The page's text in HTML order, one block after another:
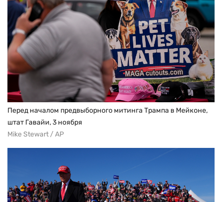
Перед началом предвыборного митинга Трампа в Мейконе,
штат Гавайи, 3 ноября
Mike Stewart / AP